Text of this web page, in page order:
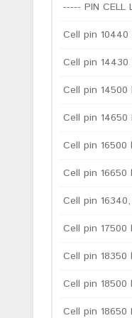
----- PIN CELL
Cell pin
Cell pin
Cell pin
Cell pin
Cell pin
Cell pin
Cell pin
Cell pin
Cell pin
Cell pin
Cell pin 18650